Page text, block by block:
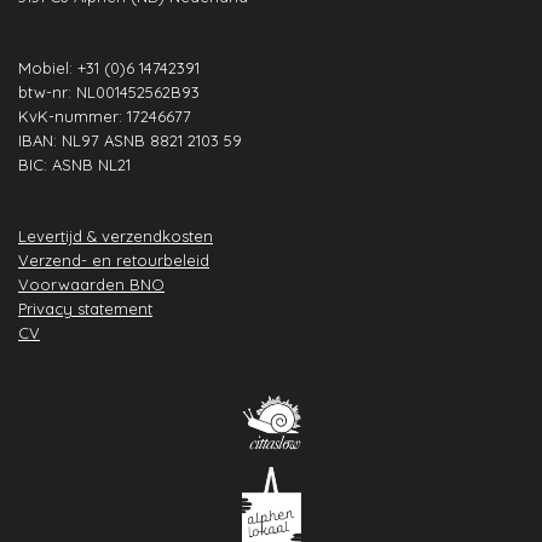
Mobiel: +31 (0)6 14742391
btw-nr: NL001452562B93
KvK-nummer: 17246677
IBAN: NL97 ASNB 8821 2103 59
BIC: ASNB NL21
Levertijd & verzendkosten
Verzend- en retourbeleid
Voorwaarden BNO
Privacy statement
CV